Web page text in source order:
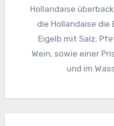
Hollandaise
die Hollandaise
Eigelb mit Salz,
Wein, sowie einer
und im